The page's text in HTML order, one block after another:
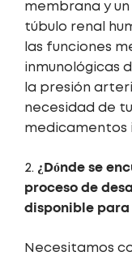
membrana y
túbulo renal
las funciones
inmunológicas
la presión
necesidad de
medicamentos
2. ¿Dónde se
proceso de
disponible para
Necesitamos